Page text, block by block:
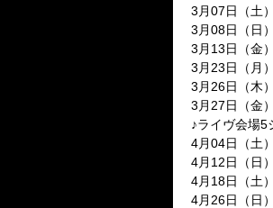
3月07日（土
3月08日（日
3月13日（金
3月23日（月
3月26日（木
3月27日（金
♪ライヴ会場5
4月04日（土
4月12日（日
4月18日（土
4月26日（日